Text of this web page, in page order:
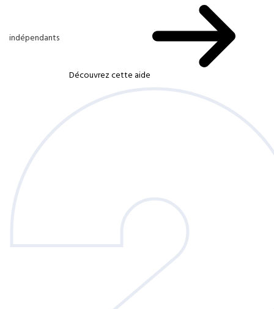
indépendants
Découvrez cette aide